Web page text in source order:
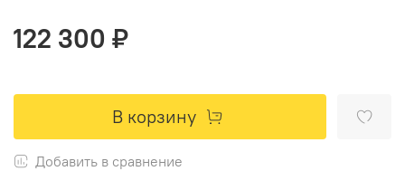
122 300 ₽
В корзину
Добавить в сравнение